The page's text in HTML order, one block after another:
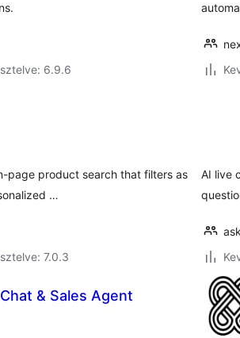
6.9.6
page product search that filters as
…
7.0.3
AI live
& Sales Agent